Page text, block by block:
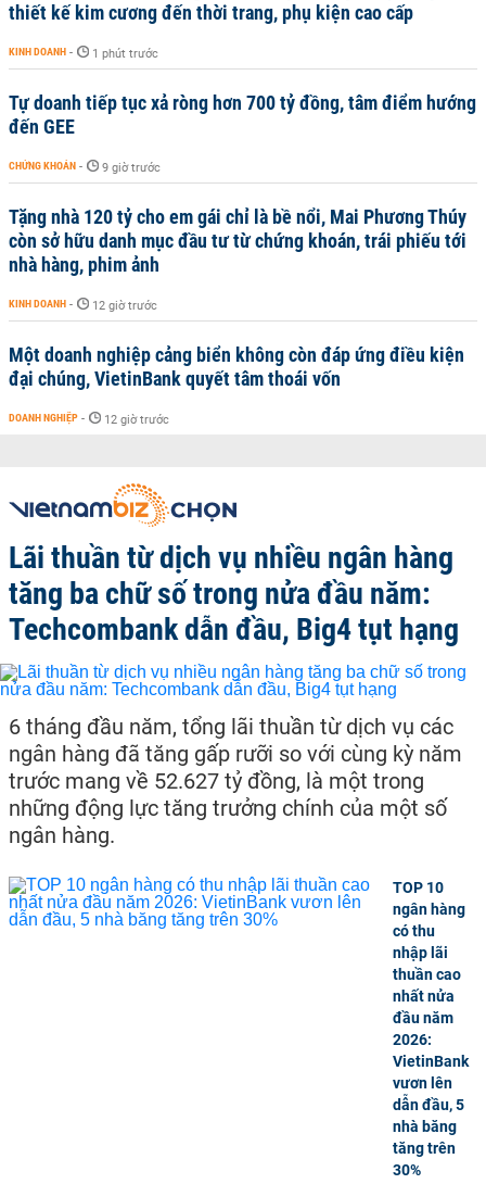
thiết kế kim cương đến thời trang, phụ kiện cao cấp
KINH DOANH - 1 phút trước
Tự doanh tiếp tục xả ròng hơn 700 tỷ đồng, tâm điểm hướng
đến GEE
CHỨNG KHOÁN - 9 giờ trước
Tặng nhà 120 tỷ cho em gái chỉ là bề nổi, Mai Phương Thúy
còn sở hữu danh mục đầu tư từ chứng khoán, trái phiếu tới
nhà hàng, phim ảnh
KINH DOANH - 12 giờ trước
Một doanh nghiệp cảng biển không còn đáp ứng điều kiện
đại chúng, VietinBank quyết tâm thoái vốn
DOANH NGHIỆP - 12 giờ trước
Lãi thuần từ dịch vụ nhiều ngân hàng
tăng ba chữ số trong nửa đầu năm:
Techcombank dẫn đầu, Big4 tụt hạng
6 tháng đầu năm, tổng lãi thuần từ dịch vụ các
ngân hàng đã tăng gấp rưỡi so với cùng kỳ năm
trước mang về 52.627 tỷ đồng, là một trong
những động lực tăng trưởng chính của một số
ngân hàng.
TOP 10
ngân hàng
có thu
nhập lãi
thuần cao
nhất nửa
đầu năm
2026:
VietinBank
vươn lên
dẫn đầu, 5
nhà băng
tăng trên
30%